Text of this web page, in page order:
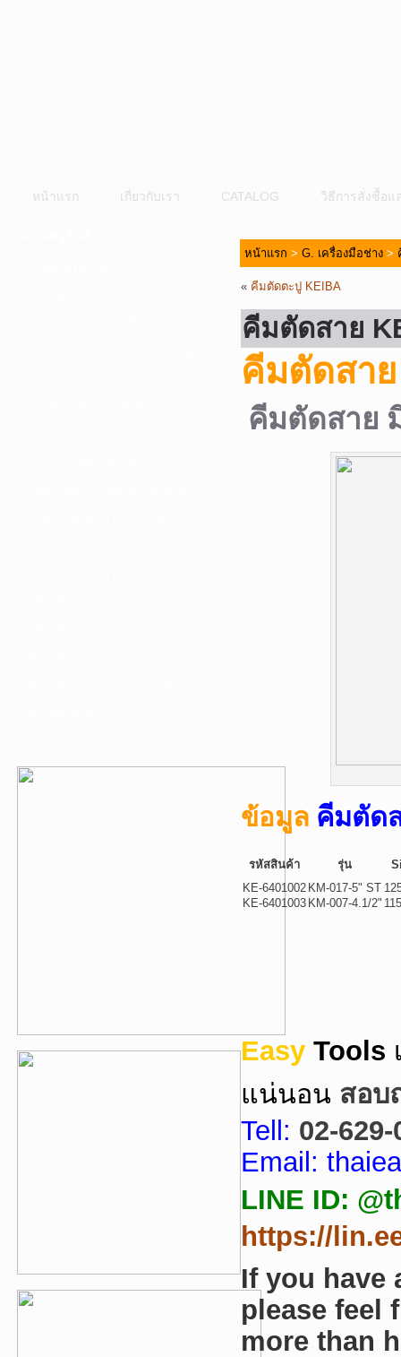
หน้าแรก เกี่ยวกับเรา CATALOG วิธีการสั่งซื้อแ
D. เครื่องมือก่อสร้าง-เครื่องมืออุตสาหกรรม
หน้าแรก > G. เครื่องมือช่าง >
« คีมตัดตะปู KEIBA
คีมตัดสาย
คีมตัดสา
คีมตัดสาย
ข้อมูล คีมตัด
รหัสสินค้า รุ่น
KE-6401002 KM-017-5" ST
KE-6401003 KM-007-4.1/2"
Easy Tools
แน่นอน สอบ
Tell: 02-629-
Email:
LINE ID:
https://
If you have
please feel
more than